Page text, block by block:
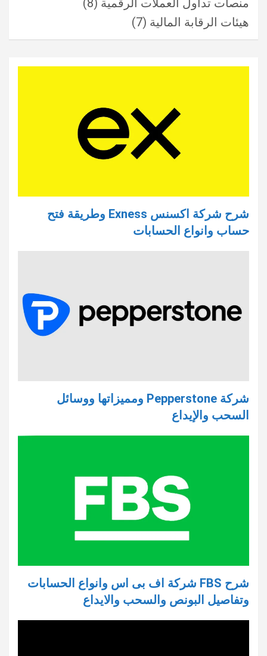
هيئات الرقابة المالية (7)
شرح شركة اكسنس Exness وطريقة فتح
حساب وانواع الحسابات
شركة Pepperstone ومميزاتها ووسائل
السحب والإيداع
شرح FBS شركة اف بى اس وانواع الحسابات
وتفاصيل البونص والسحب والايداع